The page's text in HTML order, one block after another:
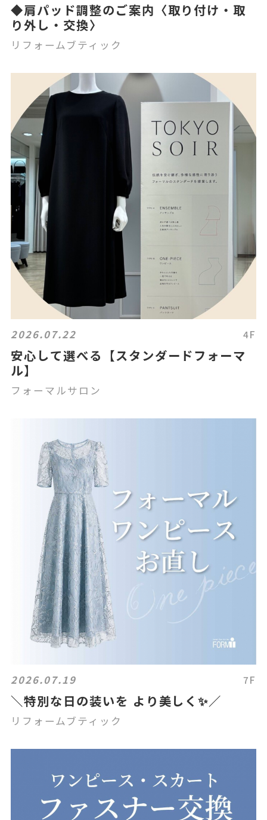
◆肩パッド調整のご案内〈取り付け・取
り外し・交換〉
リフォームブティック
2026.07.22 4F
安心して選べる【スタンダードフォーマ
ル】
フォーマルサロン
2026.07.19 7F
＼特別な日の装いを より美しく✨／
リフォームブティック